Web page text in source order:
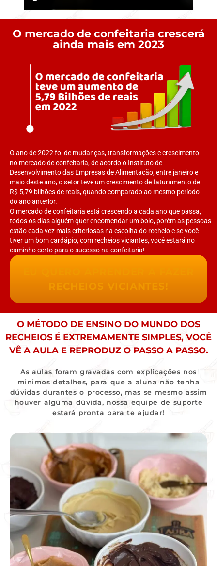
O mercado de confeitaria crescerá
ainda mais em 2023
O ano de 2022 foi de mudanças, transformações e crescimento
no mercado de confeitaria, de acordo o Instituto de
Desenvolvimento das Empresas de Alimentação, entre janeiro e
maio deste ano, o setor teve um crescimento de faturamento de
R$ 5,79 bilhões de reais, quando comparado ao mesmo período
do ano anterior.
O mercado de confeitaria está crescendo a cada ano que passa,
todos os dias alguém quer encomendar um bolo, porém as pessoas
estão cada vez mais criteriosas na escolha do recheio e se você
tiver um bom cardápio, com recheios viciantes, você estará no
caminho certo para o sucesso na confeitaria!
RECHEIOS VICIANTES!
O MÉTODO DE ENSINO DO MUNDO DOS
RECHEIOS É EXTREMAMENTE SIMPLES, VOCÊ
VÊ A AULA E REPRODUZ O PASSO A PASSO.
As aulas foram gravadas com explicações nos
minimos detalhes, para que a aluna não tenha
dúvidas durantes o processo, mas se mesmo assim
houver alguma dúvida, nossa equipe de suporte
estará pronta para te ajudar!